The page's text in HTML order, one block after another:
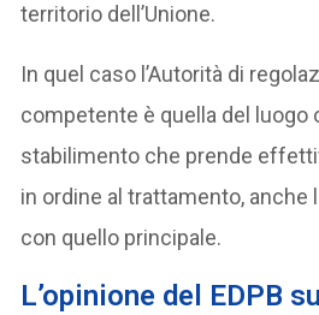
territorio dell’Unione.
In quel caso l’Autorità di
competente è quella del luogo
stabilimento che prende
in ordine al trattamento, anche
con quello principale.
L’opinione del EDPB